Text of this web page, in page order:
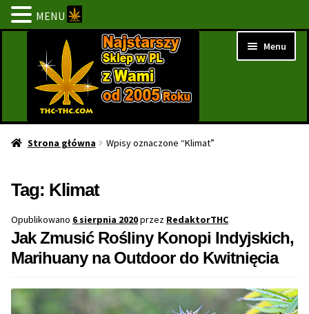
nawigacji
treści
Menu
Strona Główna
NOWOŚCI
PROMOCJE
PROMOCJE 1+1
Strona główna Wpisy oznaczone “Klimat”
Tag: Klimat
Opublikowano 6 sierpnia 2020przez RedaktorTHC
Jak Zmusić Rośliny Konopi Indyjskich,
Marihuany na Outdoor do Kwitnięcia
MENU